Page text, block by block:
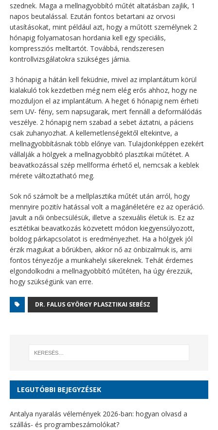
szednek. Maga a mellnagyobbító műtét altatásban zajlik, 1
napos beutalással. Ezután fontos betartani az orvosi
utasításokat, mint például azt, hogy a műtött személynek 2
hónapig folyamatosan hordania kell egy speciális,
kompressziós melltartót. Továbbá, rendszeresen
kontrollvizsgálatokra szükséges járnia.
3 hónapig a hátán kell feküdnie, mivel az implantátum körül
kialakuló tok kezdetben még nem elég erős ahhoz, hogy ne
mozduljon el az implantátum. A heget 6 hónapig nem érheti
sem UV- fény, sem napsugarak, mert fennáll a deformálódás
veszélye. 2 hónapig nem szabad a sebet áztatni, a páciens
csak zuhanyozhat. A kellemetlenségektől eltekintve, a
mellnagyobbításnak több előnye van. Tulajdonképpen ezekért
vállalják a hölgyek a mellnagyobbító plasztikai műtétet. A
beavatkozással szép mellforma érhető el, nemcsak a keblek
mérete változtatható meg.
Sok nő számolt be a mellplasztika műtét után arról, hogy
mennyire pozitív hatással volt a magánéletére ez az operáció.
Javult a női önbecsülésük, illetve a szexuális életük is. Ez az
esztétikai beavatkozás közvetett módon kiegyensúlyozott,
boldog párkapcsolatot is eredményezhet. Ha a hölgyek jól
érzik magukat a bőrükben, akkor nő az önbizalmuk is, ami
fontos tényezője a munkahelyi sikereknek. Tehát érdemes
elgondolkodni a mellnagyobbító műtéten, ha úgy érezzük,
hogy szükségünk van erre.
DR. FALUS GYÖRGY PLASZTIKAI SEBÉSZ
LEGUTÓBBI BEJEGYZÉSEK
Antalya nyaralás vélemények 2026-ban: hogyan olvasd a
szállás- és programbeszámolókat?